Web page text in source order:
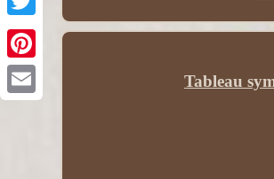
Tableau